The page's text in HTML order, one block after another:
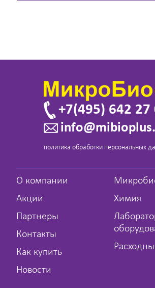
+7(495) 642 27
политика обработки персональных
О компании
Акции
Партнеры
Контакты
Как купить
Новости
Химия